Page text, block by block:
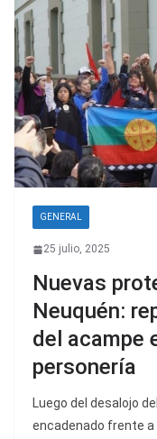
GENERAL
25 julio, 2025
Nuevas
Neuquén:
del acampe
personería
Luego del desalojo
encadenado frente a